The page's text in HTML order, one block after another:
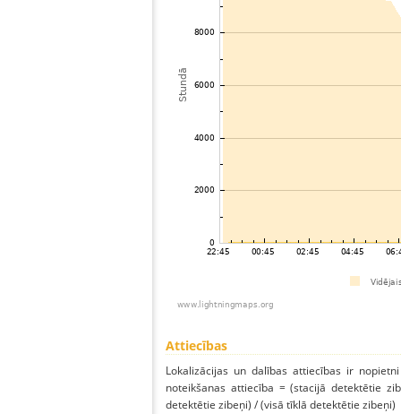
Attiecības
Lokalizācijas un dalības attiecības ir
noteikšanas attiecība = (stacijā detektētie
detektētie zibeņi) / (visā tīklā detektētie zibeņi)